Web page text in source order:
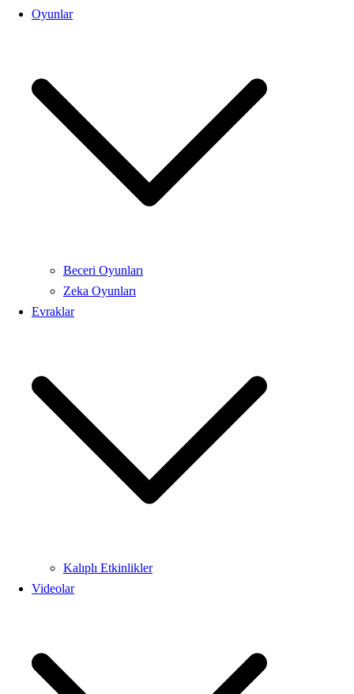
Oyunlar
Beceri Oyunları
Zeka Oyunları
Evraklar
Kalıplı Etkinlikler
Videolar